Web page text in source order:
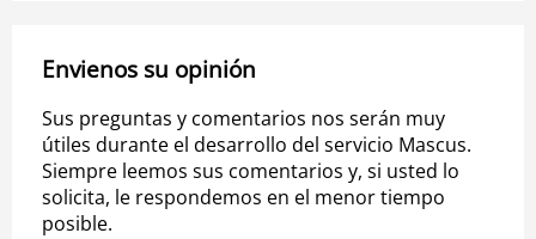
Envienos su opinión
Sus preguntas y comentarios nos serán muy
útiles durante el desarrollo del servicio Mascus.
Siempre leemos sus comentarios y, si usted lo
solicita, le respondemos en el menor tiempo
posible.